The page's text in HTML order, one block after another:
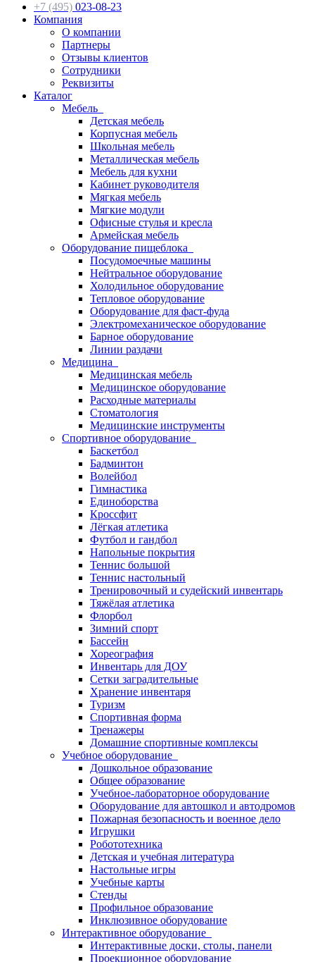
+7 (495) 023-08-23
Компания
О компании
Партнеры
Отзывы клиентов
Сотрудники
Реквизиты
Каталог
Мебель
Детская мебель
Корпусная мебель
Школьная мебель
Металлическая мебель
Мебель для кухни
Кабинет руководителя
Мягкая мебель
Мягкие модули
Офисные стулья и кресла
Армейская мебель
Оборудование пищеблока
Посудомоечные машины
Нейтральное оборудование
Холодильное оборудование
Тепловое оборудование
Оборудование для фаст-фуда
Электромеханическое оборудование
Барное оборудование
Линии раздачи
Медицина
Медицинская мебель
Медицинское оборудование
Расходные материалы
Стоматология
Медицинские инструменты
Спортивное оборудование
Баскетбол
Бадминтон
Волейбол
Гимнастика
Единоборства
Кроссфит
Лёгкая атлетика
Футбол и гандбол
Напольные покрытия
Теннис большой
Теннис настольный
Тренировочный и судейский инвентарь
Тяжёлая атлетика
Флорбол
Зимний спорт
Бассейн
Хореография
Инвентарь для ДОУ
Сетки заградительные
Хранение инвентаря
Туризм
Спортивная форма
Тренажеры
Домашние спортивные комплексы
Учебное оборудование
Дошкольное образование
Общее образование
Учебное-лабораторное оборудование
Оборудование для автошкол и автодромов
Пожарная безопасность и военное дело
Игрушки
Робототехника
Детская и учебная литература
Настольные игры
Учебные карты
Стенды
Профильное образование
Инклюзивное оборудование
Интерактивное оборудование
Интерактивные доски, столы, панели
Проекционное оборудование